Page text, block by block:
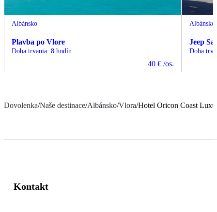
Albánsko
Plavba po Vlore
Doba trvania: 8 hodín
40 € /os.
Albánsko
Jeep
Doba
Dovolenka/Naše destinace/Albánsko/Vlora/Hotel Oricon Coast
Kontakt